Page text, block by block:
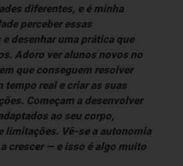
diferentes, e é minha
perceber essas
desenhar uma prática que
Adoro ver alunos novos no
que conseguem resolver
tempo real e criar as suas
Começam a desenvolver
ao seu corpo,
limitações. Vê-se a autonomia
crescer — e isso é algo muito